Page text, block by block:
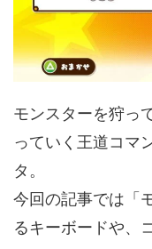
モンスターを狩っ
っていく王道コマ
タ。
今回の記事では「
るキーボードや、